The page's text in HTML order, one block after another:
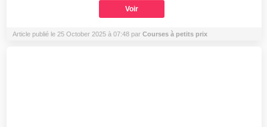
Voir
Article publié le 25 October 2025 à 07:48 par Courses à petits prix